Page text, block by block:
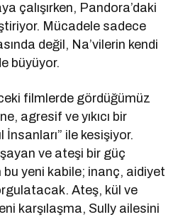
çalışırken, Pandora’daki
Mücadele sadece
değil, Na’vilerin kendi
büyüyor.
filmlerde gördüğümüz
agresif ve yıkıcı bir
ile kesişiyor.
ve ateşi bir güç
yeni kabile; inanç, aidiyet
Ateş, kül ve
karşılaşma, Sully ailesini